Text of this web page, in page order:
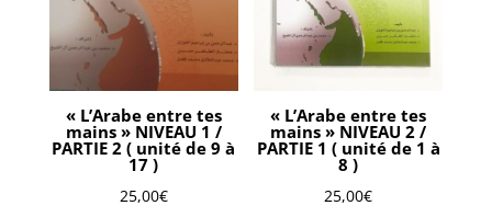
« L’Arabe entre tes
mains » NIVEAU 1 /
PARTIE 2 ( unité de 9 à
17 )
25,00€
« L’Arabe entre tes
mains » NIVEAU 2 /
PARTIE 1 ( unité de 1 à
8 )
25,00€